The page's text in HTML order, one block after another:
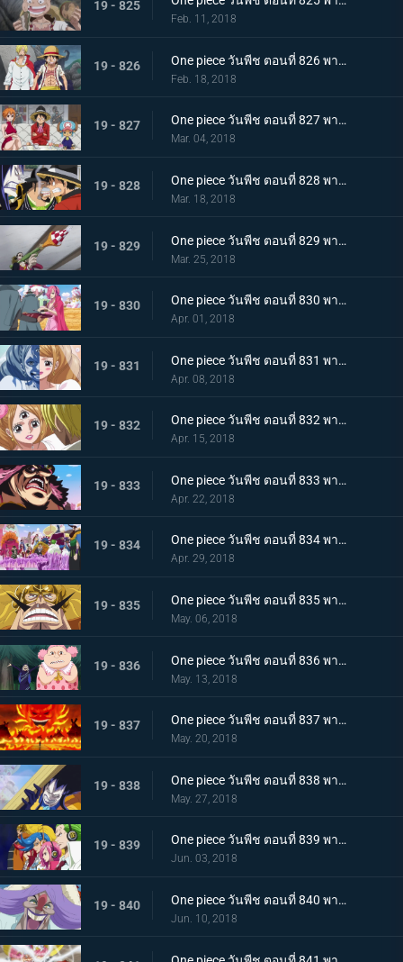
19 - 825
Feb. 11, 2018
19 - 826 One piece วันพีช ตอนที่ 826 พากย์ไทย ซันจิกลับมาแล้ว ทำลายมันซะ งานเลี้ยงน้ำชานรก
Feb. 18, 2018
19 - 827 One piece วันพีช ตอนที่ 827 พากย์ไทย ประชุมลับ ลูฟี่ VS กลุ่มโจรสลัดไฟเออร์แทงก์
Mar. 04, 2018
19 - 828 One piece วันพีช ตอนที่ 828 พากย์ไทย ข้อตกลงมรณะ กองกำลังพันธมิตรลูฟี่ & เบจ
Mar. 18, 2018
19 - 829 One piece วันพีช ตอนที่ 829 พากย์ไทย ลูฟี่กับแผนลับ งานเลี้ยงใกล้เปิดฉาก ! แผนร้ายพิธีแต่งงาน
Mar. 25, 2018
19 - 830 One piece วันพีช ตอนที่ 830 พากย์ไทย ครอบครัวรวมตัว เริ่มแล้ว ! งานเลี้ยงน้ำชานรก
Apr. 01, 2018
19 - 831 One piece วันพีช ตอนที่ 831 พากย์ไทย คู่รักหน้ากาก ซันจิ พุดดิ้งเข้าสู่พิธี
Apr. 08, 2018
19 - 832 One piece วันพีช ตอนที่ 832 พากย์ไทย จูบมรณะ แผนลอบสังหารสี่จักรพรรดิ เริ่มแล้ว
Apr. 15, 2018
19 - 833 One piece วันพีช ตอนที่ 833 พากย์ไทย คืนจอกเหล้าสาบาน การชดใช้ของลูกผู้ชายจินเบ
Apr. 22, 2018
19 - 834 One piece วันพีช ตอนที่ 834 พากย์ไทย แผนการล้มเหลว ? การโต้กลับของกลุ่มโจรสลัดบิ๊กมัม
Apr. 29, 2018
19 - 835 One piece วันพีช ตอนที่ 835 พากย์ไทย วิ่งไปเลยซันจิ SOS! เจอร์ม่า 66
May. 06, 2018
19 - 836 One piece วันพีช ตอนที่ 836 พากย์ไทย ความลับของมัม เอลบัฟและสัตว์ประหลาดตัวน้อย
May. 13, 2018
19 - 837 One piece วันพีช ตอนที่ 837 พากย์ไทย วันเกิดของมัม และวันที่คาราเมลหายไป
May. 20, 2018
19 - 838 One piece วันพีช ตอนที่ 838 พากย์ไทย ลั่นไกอาวุธสังหาร เวลาแห่งการลอบสังหารบิ๊กมัม
May. 27, 2018
19 - 839 One piece วันพีช ตอนที่ 839 พากย์ไทย กองทัพที่ชั่วร้าย แปลงร่าง! เจลม่า 66!
Jun. 03, 2018
19 - 840 One piece วันพีช ตอนที่ 840 พากย์ไทย การตัดสัมพันธ์พ่อลูก! ซันจิกับจั๊ด!
Jun. 10, 2018